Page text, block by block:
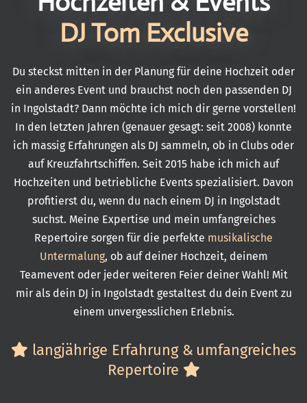
DJ Tom Exclusive
Du steckst mitten in der Planung für deine Hochzeit oder
ein anderes Event und brauchst noch den passenden DJ
in Ingolstadt? Dann möchte ich mich dir gerne vorstellen!
In den letzten Jahren (genauer gesagt: seit 2008) konnte
ich massig Erfahrungen als DJ sammeln, ob in Clubs oder
auf Kreuzfahrtschiffen. Seit 2015 habe ich mich auf
Hochzeiten und betriebliche Events spezialisiert. Davon
profitierst du, wenn du nach einem DJ in Ingolstadt
suchst. Meine Expertise und mein umfangreiches
Repertoire sorgen für die perfekte musikalische
Untermalung, ob auf deiner Hochzeit, deinem
Teamevent oder jeder weiteren Feier deiner Wahl! Mit
mir als dein DJ in Ingolstadt gestaltest du dein Event zu
einem unvergesslichen Erlebnis.
langjährige Erfahrung & umfangreiches
Repertoire